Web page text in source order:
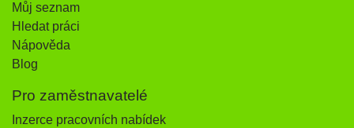
Můj seznam
Hledat práci
Nápověda
Blog
Pro zaměstnavatelé
Inzerce pracovních nabídek